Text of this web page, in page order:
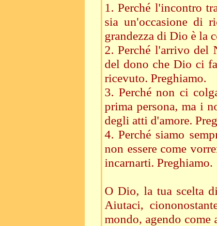
1. Perché l'incontro
sia un'occasione di
grandezza di Dio è la
2. Perché l'arrivo del
del dono che Dio ci
ricevuto. Preghiamo.
3. Perché non ci
prima persona, ma i
degli atti d'amore.
4. Perché siamo
non essere come
incarnarti. Preghiamo.
O Dio, la tua scelta
Aiutaci,
mondo, agendo